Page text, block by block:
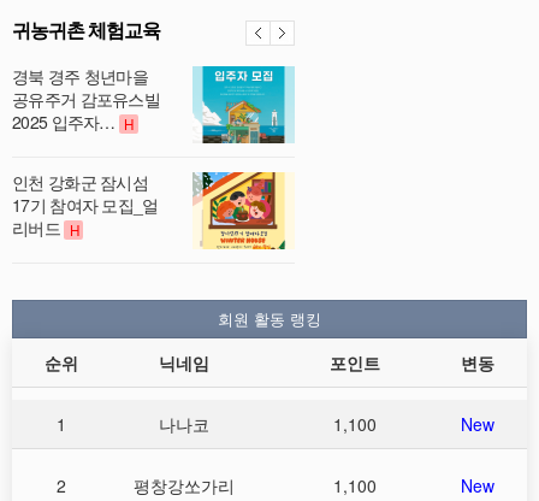
귀농귀촌 체험교육
경북 경주 청년마을
공유주거 감포유스빌
2025 입주자… H
인천 강화군 잠시섬
17기 참여자 모집_얼
리버드
H
회원 활동 랭킹
순위 닉네임 포인트 변동
1 나나코 1,100 New
2 평창강쏘가리 1,100 New